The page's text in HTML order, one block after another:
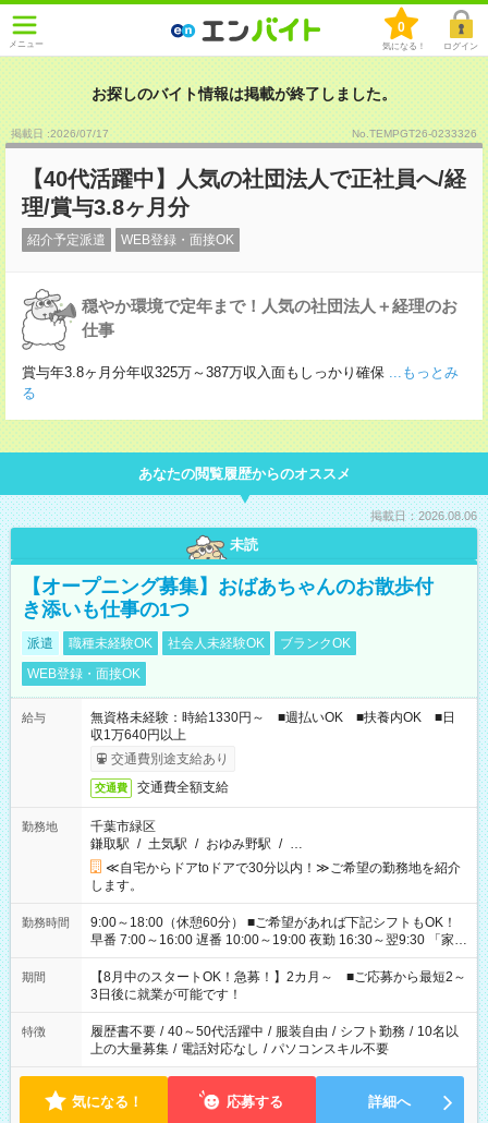
メニュー
0
気になる！ ログイン
お探しのバイト情報は掲載が終了しました。
掲載日 :2026/07/17 No.TEMPGT26-0233326
【40代活躍中】人気の社団法人で正社員へ/経
理/賞与3.8ヶ月分
紹介予定派遣 WEB登録・面接OK
穏やか環境で定年まで！人気の社団法人＋経理のお
仕事
賞与年3.8ヶ月分年収325万～387万収入面もしっかり確保 ...もっとみ
る
あなたの閲覧履歴からのオススメ
掲載日：2026.08.06
未読
【オープニング募集】おばあちゃんのお散歩付
き添いも仕事の1つ
派遣 職種未経験OK 社会人未経験OK
ブランクOK
WEB登録・面接OK
給与
無資格未経験：時給1330円～ ■週払いOK ■扶養内OK ■日
収1万640円以上
交通費別途支給あり
交通費 交通費全額支給
勤務地
千葉市緑区
鎌取駅 / 土気駅 / おゆみ野駅 / …
≪自宅からドアtoドアで30分以内！≫ご希望の勤務地を紹介
します。
勤務時間
9:00～18:00（休憩60分） ■ご希望があれば下記シフトもOK！
早番 7:00～16:00 遅番 10:00～19:00 夜勤 16:30～翌9:30 「家族
と休みを合わせたい」 「余裕を持って夕飯の準備がしたい」
「できれば残業はしたくない」 など、ご希望を教えてください
ね。 ※Wワーク希望の方へ 今ご覧のお仕事で希望する勤務時間
と、もう1つのお仕事の勤務時間。 合計で週40時間を超える場
合は応募できません。
期間
【8月中のスタートOK！急募！】2カ月～ ■ご応募から最短2～
3日後に就業が可能です！
特徴 履歴書不要 / 40～50代活躍中 / 服装自由 / シフト勤務 / 10名以
上の大量募集 / 電話対応なし / パソコンスキル不要
気になる！ 応募する 詳細へ